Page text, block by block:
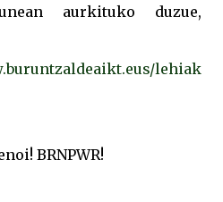
aurkituko duzue,
lehiak
BRNPWR!